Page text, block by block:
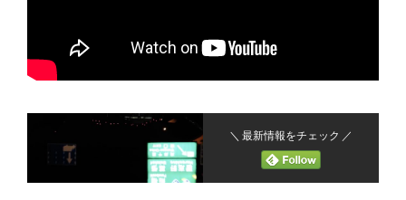
＼ 最新情報をチェック ／